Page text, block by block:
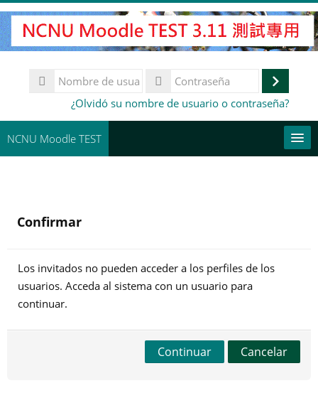
Salta
al
contenido
Nombre
de
Contraseña¿Olvidó su nombre de usuario o contraseña?
NCNU Moodle TEST
Confirmar
Los invitados no pueden acceder a los perfiles de los
usuarios. Acceda al sistema con un usuario para
continuar.
Continuar Cancelar